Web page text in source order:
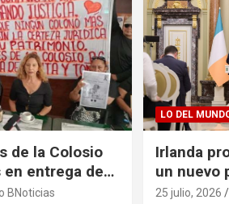
de la Colosio
entrega de
BNoticias
LO DEL
Irlanda
un nuevo
125
25 julio, 2026